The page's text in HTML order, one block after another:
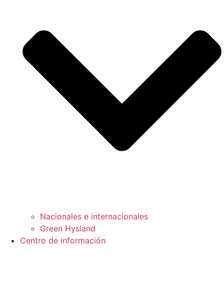
Nacionales e internacionales
Green Hysland
Centro de información